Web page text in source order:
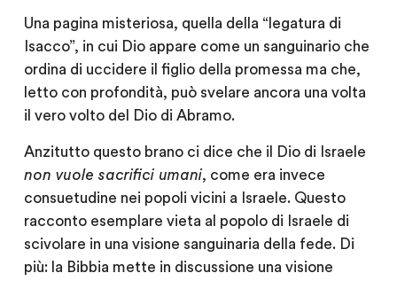
Una pagina misteriosa, quella della “legatura di
Isacco”, in cui Dio appare come un sanguinario che
ordina di uccidere il figlio della promessa ma che,
letto con profondità, può svelare ancora una volta
il vero volto del Dio di Abramo.
Anzitutto questo brano ci dice che il Dio di Israele
non vuole sacrifici umani, come era invece
consuetudine nei popoli vicini a Israele. Questo
racconto esemplare vieta al popolo di Israele di
scivolare in una visione sanguinaria della fede. Di
più: la Bibbia mette in discussione una visione